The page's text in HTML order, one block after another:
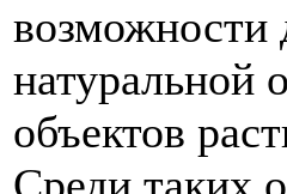
возможности
натуральной
объектов